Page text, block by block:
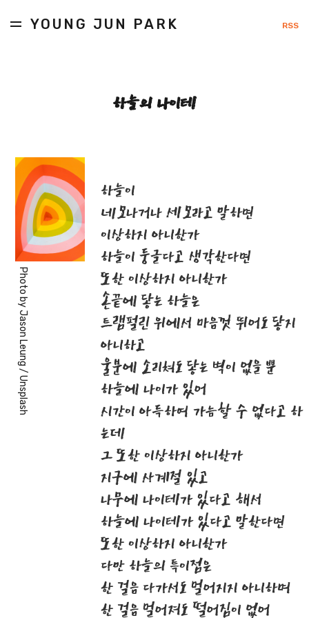
YOUNG JUN PARK RSS
하늘의 나이테
Photo by
Jason Leung
/
Unsplash
하늘이
네모나거나 세모라고 말하면
이상하지 아니한가
하늘이 둥글다고 생각한다면
또한 이상하지 아니한가
손끝에 닿는 하늘은
트램펄린 위에서 마음껏 뛰어도 닿지
아니하고
울분에 소리쳐도 닿는 벽이 없을 뿐
하늘에 나이가 있어
시간이 아득하여 가늠할 수 없다고 하
는데
그 또한 이상하지 아니한가
지구에 사계절 있고
나무에 나이테가 있다고 해서
하늘에 나이테가 있다고 말한다면
또한 이상하지 아니한가
다만 하늘의 특이점은
한 걸음 다가서도 멀어지지 아니하며
한 걸음 멀어져도 떨어짐이 없어